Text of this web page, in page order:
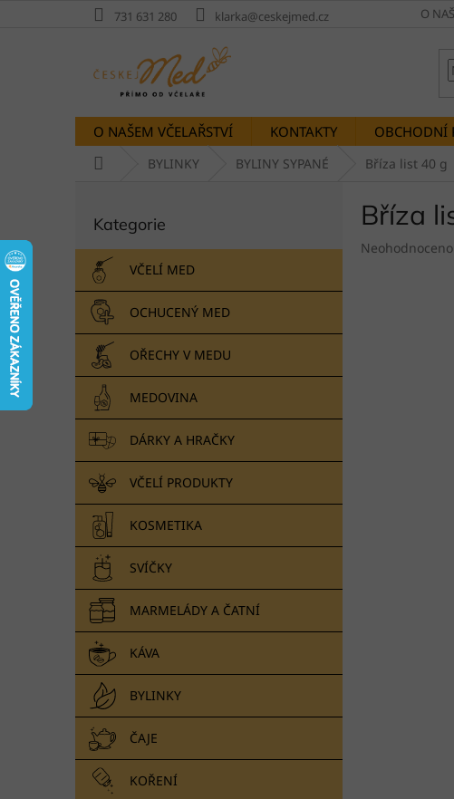
731 631 280 klarka@ceskejmed.cz O
O NAŠEM VČELAŘSTVÍ KONTAKTY OBCHODNÍ
BYLINKY BYLINY SYPANÉ Bříza list 40 g
t
a
n
p
kategorie
Kategorie
VČELÍ MED
OCHUCENÝ MED
OŘECHY V MEDU
MEDOVINA
DÁRKY A HRAČKY
VČELÍ PRODUKTY
KOSMETIKA
SVÍČKY
MARMELÁDY A ČATNÍ
KÁVA
BYLINKY
ČAJE
KOŘENÍ
Bříza
Průměrné
Neohodnoceno